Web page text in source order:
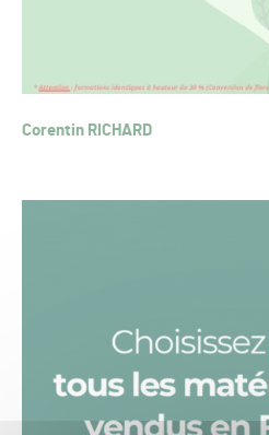
Corentin RICHARD